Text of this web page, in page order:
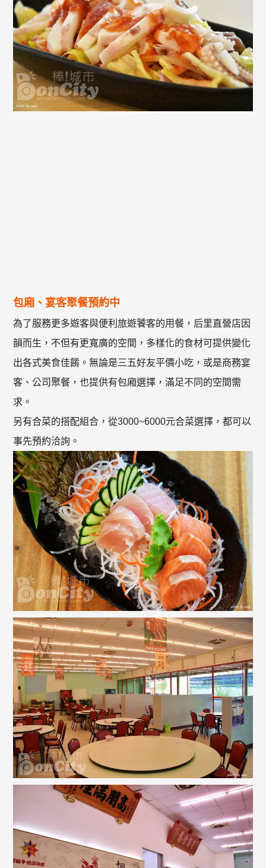
包廂、宴客聚餐預約中
為了服務更多遊客與便利旅遊饕客的用餐，后里直營店因
韻而生，不但有更寬廣的空間，多樣化的食材可提供變化
出各式美食佳餚。無論是三五好友平價小吃，或是商務宴
客、公司聚餐，也提供有包廂選擇，滿足不同的空間需
求。
另有合菜的搭配組合，從3000~6000元合菜選擇，都可以
事先預約洽詢。